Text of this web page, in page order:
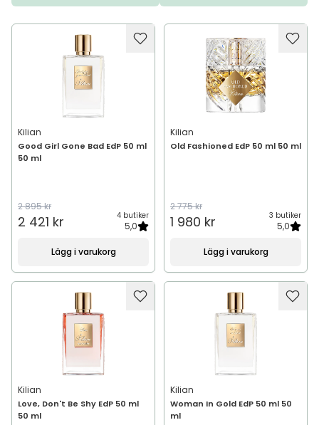
Kilian
Good Girl Gone Bad EdP 50 ml
50 ml
2 895 kr
2 421 kr 4 butiker
5,0
Lägg i varukorg
Kilian
Old Fashioned EdP 50 ml 50 ml
2 775 kr
1 980 kr 3 butiker
5,0
Lägg i varukorg
Kilian
Love, Don't Be Shy EdP 50 ml
50 ml
Kilian
Woman In Gold EdP 50 ml 50
ml